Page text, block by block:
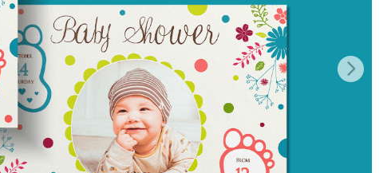
Korujen valokuvien muokkaus AI-koulutusdata Video